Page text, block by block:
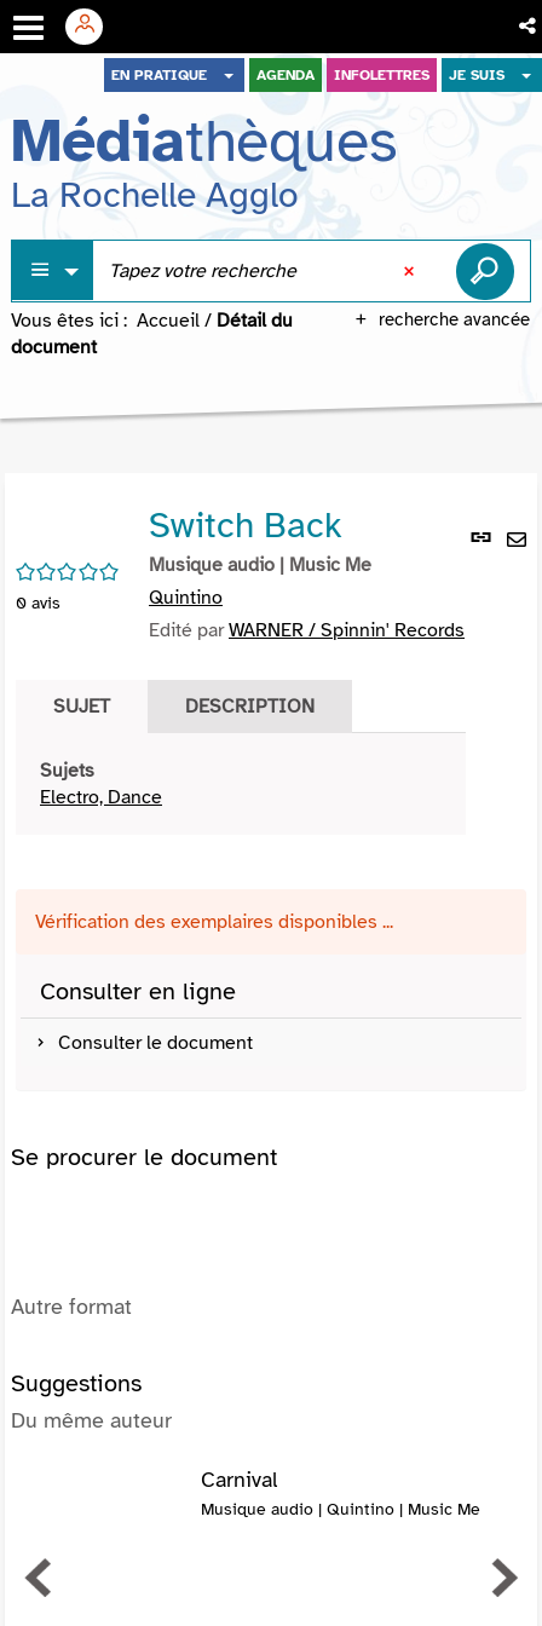
menu
contenu
recherche
EN PRATIQUE AGENDA INFOLETTRES JE SUIS
Médiathèques
La Rochelle Agglo
recherche avancée
Vous êtes ici : Accueil / Détail du
document
Lien
/5
0 avis
Switch Back
Musique audio | Music Me
Quintino
Edité parWARNER / Spinnin' Records
SUJET DESCRIPTION
Sujets
Electro, Dance
Vérification des exemplaires disponibles ...
Consulter en ligne
Consulter le document
Se procurer le document
Autre format
Suggestions
Du même auteur
Carnival
Musique audio | Quintino | Music Me